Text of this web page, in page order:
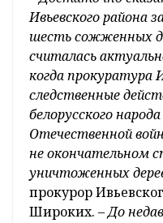
Ивьевского района
шесть сожженных
считалась
когда прокуратура
следственные
белорусского
Отечественной
не окончательном
уничтоженных
прокурор
Широких. –До